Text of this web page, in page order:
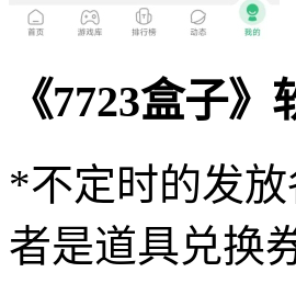
《7723盒子》
*不定时的发
者是道具兑换